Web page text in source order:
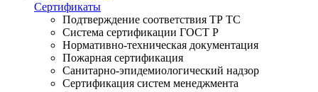
Сертификаты
Подтверждение соответствия ТР ТС
Система сертификации ГОСТ Р
Нормативно-техническая документация
Пожарная сертификация
Санитарно-эпидемиологический надзор
Сертификация систем менеджмента